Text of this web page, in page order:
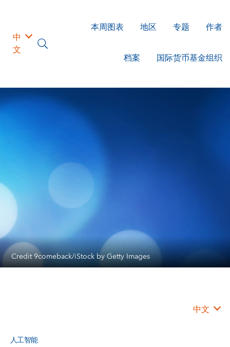
中
文
本周图表 地区 专题 作者
档案 国际货币基金组织
Credit 9comeback/iStock by Getty Images
中文
人工智能